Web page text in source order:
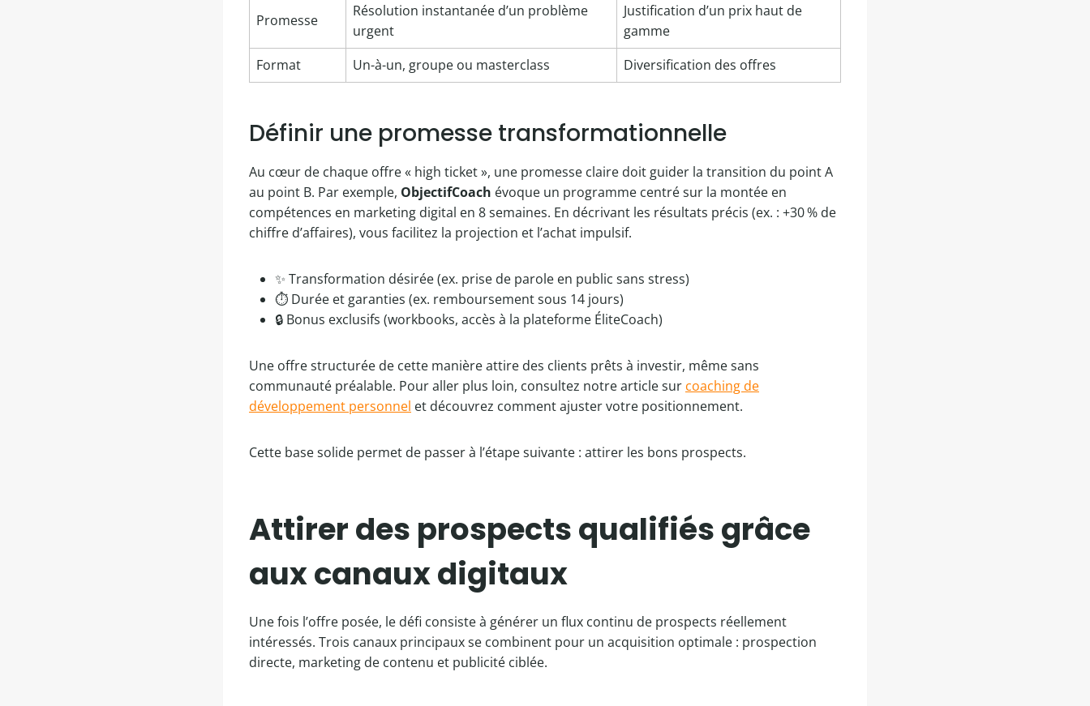
Promesse
Résolution instantanée d’un problème
urgent
Justification d’un prix haut de
gamme
Format
Un-à-un, groupe ou masterclass Diversification des offres
Définir une promesse transformationnelle
Au cœur de chaque offre « high ticket », une promesse claire doit guider la transition du point A
au point B. Par exemple, ObjectifCoach évoque un programme centré sur la montée en
compétences en marketing digital en 8 semaines. En décrivant les résultats précis (ex. : +30 % de
chiffre d’affaires), vous facilitez la projection et l’achat impulsif.
✨ Transformation désirée (ex. prise de parole en public sans stress)
⏱ Durée et garanties (ex. remboursement sous 14 jours)
🔒 Bonus exclusifs (workbooks, accès à la plateforme ÉliteCoach)
Une offre structurée de cette manière attire des clients prêts à investir, même sans
communauté préalable. Pour aller plus loin, consultez notre article sur coaching de
développement personnel et découvrez comment ajuster votre positionnement.
Cette base solide permet de passer à l’étape suivante : attirer les bons prospects.
Attirer des prospects qualifiés grâce
aux canaux digitaux
Une fois l’offre posée, le défi consiste à générer un flux continu de prospects réellement
intéressés. Trois canaux principaux se combinent pour un acquisition optimale : prospection
directe, marketing de contenu et publicité ciblée.